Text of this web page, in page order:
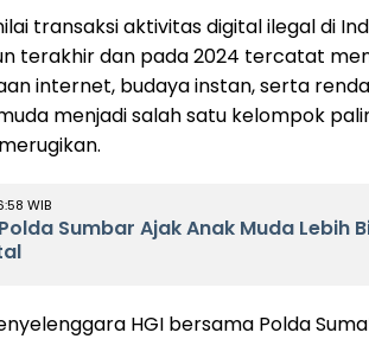
transaksi aktivitas digital ilegal di
terakhir dan pada 2024 tercatat
internet, budaya instan, serta
menjadi salah satu kelompok
WIB
Sumbar Ajak Anak Muda Lebih
HGI bersama Polda